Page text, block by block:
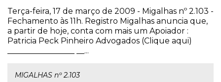
Terça-feira, 17 de março de 2009 - Migalhas nº 2.103 -
Fechamento às 11h. Registro Migalhas anuncia que,
a partir de hoje, conta com mais um Apoiador :
Patricia Peck Pinheiro Advogados (Clique aqui)
_________________ __...
MIGALHAS nº 2.103